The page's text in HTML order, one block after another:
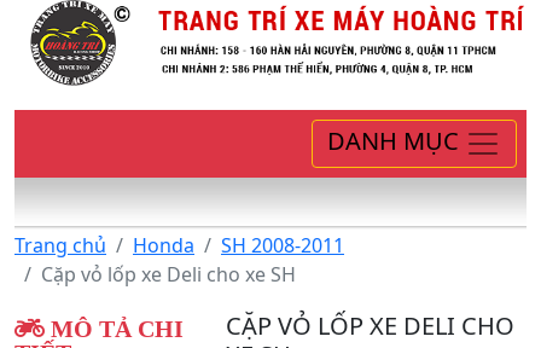
DANH MỤC
Trang chủ Honda
SH 2008-2011
Cặp vỏ lốp xe Deli cho xe SH
MÔ TẢ CHI
CẶP VỎ LỐP XE DELI CHO